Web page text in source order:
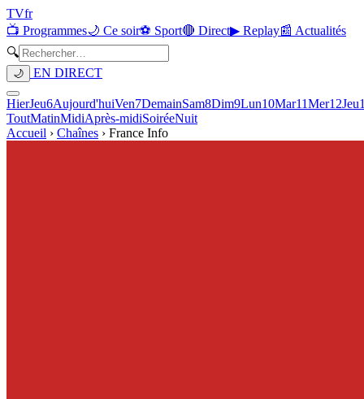
TVfr
📺 Programmes🌙 Ce soir⚽ Sport🔴 Direct▶ Replay📰 Actualités
🔍
🌙 EN DIRECT
HierJeu6Aujourd'huiVen7DemainSam8Dim9Lun10Mar11Mer12Jeu
ToutMatinMidiAprès-midiSoiréeNuit
Accueil › Chaînes › France Info